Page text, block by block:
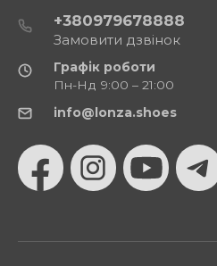
+380979678888
Замовити дзвінок
Графік роботи
Пн-Нд 9:00 – 21:00
info@lonza.shoes